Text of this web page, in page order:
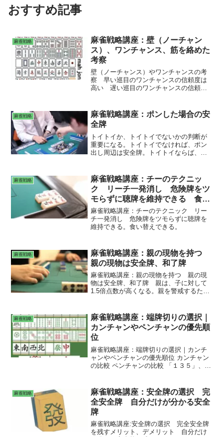
おすすめ記事
麻雀戦略
麻雀戦略講座：壁（ノーチャン
ス）、ワンチャンス、筋を絡めた
考察
壁（ノーチャンス）やワンチャンスの考
察 早い巡目のワンチャンスの信頼度は
高い 遅い巡目のワンチャンスの信頼度
麻雀戦略
麻雀戦略講座：ポンした場合の安
全牌
トイトイか、トイトイでないかの判断が
重要になる。トイトイでなければ、ポン
出し周辺は安全牌。トイトイならば、ポ
イトイは、ポン出し周辺が危険になる。
トイトイの危険牌。
麻雀戦略
麻雀戦略講座：チーのテクニッ
ク リーチ一発消し 危険牌をツ
モらずに聴牌を維持できる 食い
替えできる
麻雀戦略講座：チーのテクニック リー
チ一発消し 危険牌をツモらずに聴牌を
維持できる。食い替えできる。
麻雀戦略
麻雀戦略講座：親の現物を持つ
親の現物は安全牌、和了牌
麻雀戦略講座：親の現物を持つ 親の現
物は安全牌、和了牌 親は、子に対して
1.5倍点数が高くなる。親を警戒するため
麻雀戦略
麻雀戦略講座：端牌切りの選択｜
カンチャンやペンチャンの優先順
位
麻雀戦略講座：端牌切りの選択｜カンチ
ャンやペンチャンの優先順位 カンチャン
の比較 ペンチャンの比較 「１３５」、
を切るか 「１３５」、「一三五六七」
で、どちらの端牌を切るか 「１２４
５」、「一二」で、どちらの端牌を切る
か
麻雀戦略
麻雀戦略講座：安全牌の選択 完
全安全牌 自分だけが分かる安全
牌
麻雀戦略講座:安全牌の選択 完全安全牌
を残すメリット、デメリット 自分だけ